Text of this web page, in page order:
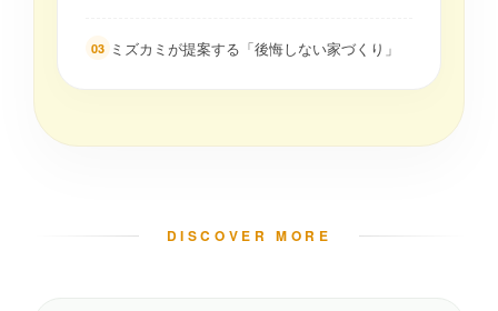
03 ミズカミが提案する「後悔しない家づくり」
DISCOVER MORE